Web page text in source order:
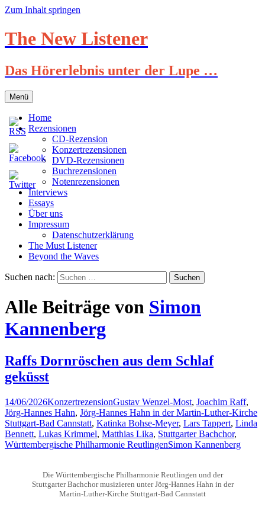
Zum Inhalt springen
The New Listener
Das Hörerlebnis unter der Lupe …
Menü
Home
Rezensionen
CD-Rezension
Konzertrezensionen
DVD-Rezensionen
Buchrezensionen
Notenrezensionen
Interviews
Essays
Über uns
Impressum
Datenschutzerklärung
The Must Listener
Beyond the Waves
Suchen nach:
Alle Beiträge von Simon
Kannenberg
Raffs Dornröschen aus dem Schlaf
geküsst
14/06/2026KonzertrezensionGustav Wenzel-Most, Joachim Raff,
Jörg-Hannes Hahn, Jörg-Hannes Hahn in der Martin-Luther-Kirche
Stuttgart-Bad Cannstatt, Katinka Bohse-Meyer, Lars Tappert, Linda
Bennett, Lukas Krimmel, Matthias Lika, Stuttgarter Bachchor,
Württembergische Philharmonie ReutlingenSimon Kannenberg
Die Württembergische Philharmonie Reutlingen und der
Stuttgarter Bachchor musizieren unter Jörg-Hannes Hahn in der
Martin-Luther-Kirche Stuttgart-Bad Cannstatt